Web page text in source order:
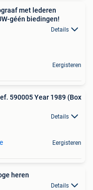
met lederen
géén biedingen!
Details
Eergisteren
590005 Year 1989 (Box
Details
Eergisteren
heren
Details